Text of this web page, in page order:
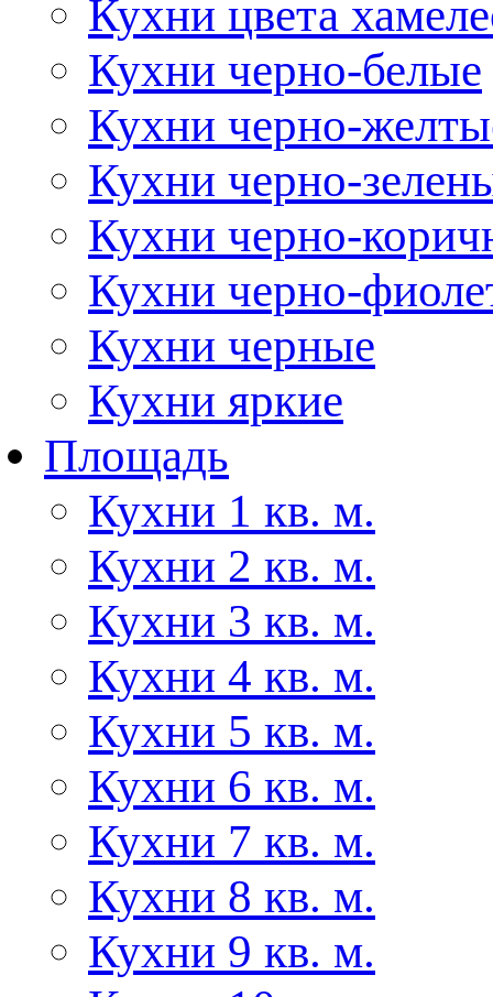
Кухни цвета
Кухни черно-белые
Кухни черно-
Кухни черно-
Кухни черно-
Кухни черно-
Кухни черные
Кухни яркие
Площадь
Кухни 1 кв. м.
Кухни 2 кв. м.
Кухни 3 кв. м.
Кухни 4 кв. м.
Кухни 5 кв. м.
Кухни 6 кв. м.
Кухни 7 кв. м.
Кухни 8 кв. м.
Кухни 9 кв. м.